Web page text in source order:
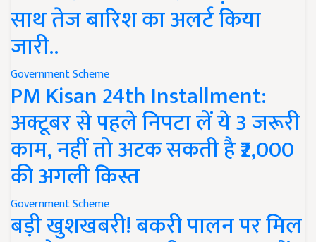
साथ तेज बारिश का अलर्ट किया
जारी..
Government Scheme
PM Kisan 24th Installment:
अक्टूबर से पहले निपटा लें ये 3 जरूरी
काम, नहीं तो अटक सकती है ₹2,000
की अगली किस्त
Government Scheme
बड़ी खुशखबरी! बकरी पालन पर मिल